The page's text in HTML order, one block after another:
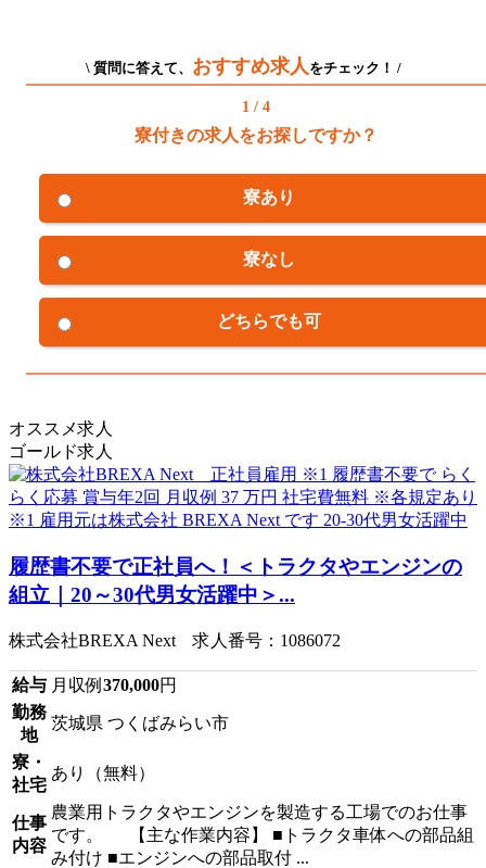
\ 質問に答えて、 おすすめ求人をチェック！ /
1 / 4
寮付きの求人をお探しですか？
寮あり
寮なし
どちらでも可
オススメ求人
ゴールド求人
履歴書不要で正社員へ！＜トラクタやエンジンの
組立｜20～30代男女活躍中＞...
株式会社BREXA Next 求人番号：1086072
給与 月収例 370,000円
勤務
地
茨城県 つくばみらい市
寮・
社宅
あり（無料）
仕事
内容
農業用トラクタやエンジンを製造する工場でのお仕事
です。 【主な作業内容】 ■トラクタ車体への部品組
み付け ■エンジンへの部品取付 ...